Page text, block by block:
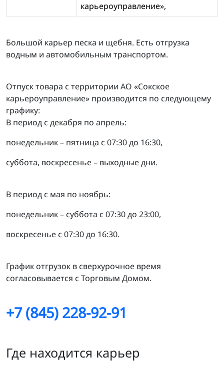
карьероуправление»,
Большой карьер песка и щебня. Есть отгрузка
водным и автомобильным транспортом.
Отпуск товара с территории АО «Сокское
карьероуправление» производится по следующему
графику:
В период c декабря по апрель:
понедельник – пятница с 07:30 до 16:30,
суббота, воскресенье – выходные дни.
В период с мая по ноябрь:
понедельник – суббота с 07:30 до 23:00,
воскресенье с 07:30 до 16:30.
График отгрузок в сверхурочное время
согласовывается с Торговым Домом.
+7 (845) 228-92-91
Где находится карьер